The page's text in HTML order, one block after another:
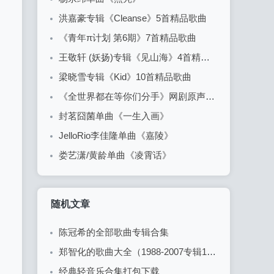
洪嘉豪专辑《Cleanse》5首精品歌曲
《青年π计划 第6期》7首精品歌曲
王敬轩 (妖扬)专辑《见山海》4首精品歌曲
梁晓雪专辑《Kid》10首精品歌曲
《全世界都在等你们分手》网剧原声音乐专辑-5首精品歌曲+20首配乐
封茗囧菌单曲《一生入画》
JelloRio李佳隆单曲《嘉陵》
娄艺潇/黄龄单曲《凌霄话》
随机文章
陈冠希的全部歌曲专辑合集
郑智化的歌曲大全（1988-2007专辑16CD合集）
经典轻音乐合集打包下载